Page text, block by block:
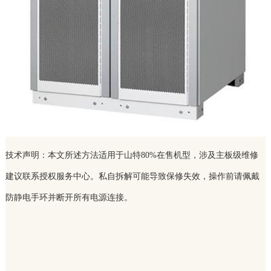
技术声明：本文所述方法适用于山特80%在售机型，涉及主板级维修
建议联系授权服务中心。私自拆解可能导致保修失效，操作前请佩戴
防静电手环并断开所有电源连接。